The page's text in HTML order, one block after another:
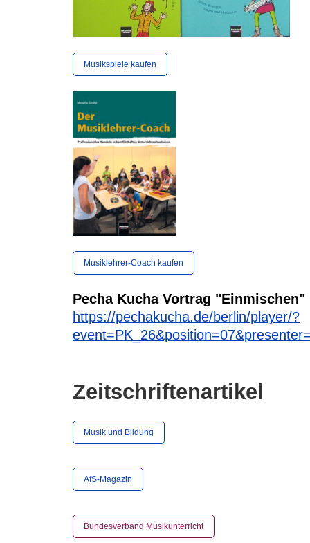
Musikspiele kaufen
Musiklehrer-Coach kaufen
Pecha Kucha Vortrag "Einmischen"
https://pechakucha.de/berlin/player/?
Zeitschriftenartikel
Musik und Bildung
AfS-Magazin
Bundesverband Musikunterricht